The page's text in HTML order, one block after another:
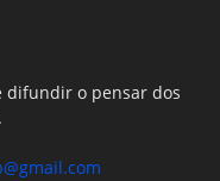
difundir o pensar dos